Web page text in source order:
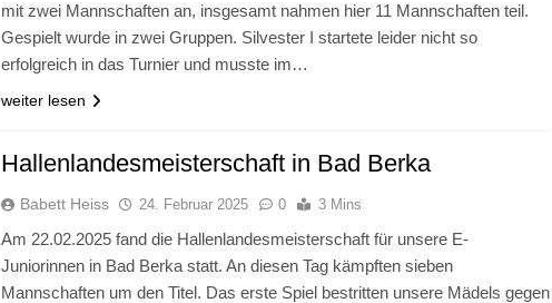
mit zwei Mannschaften an, insgesamt nahmen hier 11 Mannschaften teil.
Gespielt wurde in zwei Gruppen. Silvester I startete leider nicht so
erfolgreich in das Turnier und musste im…
weiter lesen
Hallenlandesmeisterschaft in Bad Berka
Babett Heiss 24. Februar 2025 0 3 Mins
Am 22.02.2025 fand die Hallenlandesmeisterschaft für unsere E-
Juniorinnen in Bad Berka statt. An diesen Tag kämpften sieben
Mannschaften um den Titel. Das erste Spiel bestritten unsere Mädels gegen